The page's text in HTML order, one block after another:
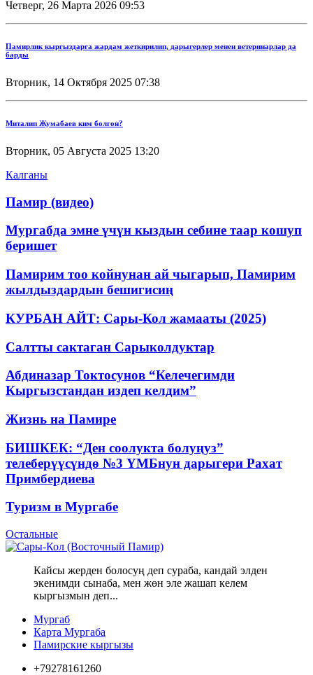
Четверг, 26 Марта 2026 09:53
Памирлик кыргыздарга жардам жеткирилип, дарыгерлер менен ветеринарлар да
барды
Вторник, 14 Октября 2025 07:38
Миталип Жумабаев ким болгон?
Вторник, 05 Августа 2025 13:20
Калганы
Памир (видео)
Мургабда эмне үчүн кыздын себине таар кошуп
беришет
Памирим тоо койнунан ай чыгарып, Памирим
жылдыздардын бешигисиң
КУРБАН АЙТ: Сары-Кол жамааты (2025)
Салтты сактаган Cарыколдуктар
Абдиназар Токтосунов “Келечегимди
Кыргызстандан издеп келдим”
Жизнь на Памире
БИШКЕК: “Ден соолукта болуңуз”
телеберүүсүндө №3 ҮМБнун дарыгери Рахат
Примбердиева
Туризм в Мургабе
Остальные
Кайсы жерден болосуң деп сураба, кандай элден
экенимди сынаба, мен жөн эле жашап келем
кыргызмын деп...
Мургаб
Карта Мургаба
Памирские кыргызы
+79278161260